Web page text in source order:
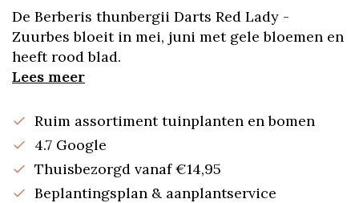
De Berberis thunbergii Darts Red Lady -
Zuurbes bloeit in mei, juni met gele bloemen en
heeft rood blad.
Lees meer
Ruim assortiment tuinplanten en bomen
4.7 Google
Thuisbezorgd vanaf €14,95
Beplantingsplan & aanplantservice